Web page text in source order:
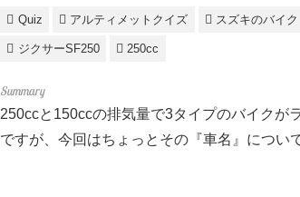
Quiz アルティメットクイズ スズキのバイク
ジクサーSF250 250cc
250ccと150ccの排気量で3タイプのバイクが
ですが、今回はちょっとその『車名』につい